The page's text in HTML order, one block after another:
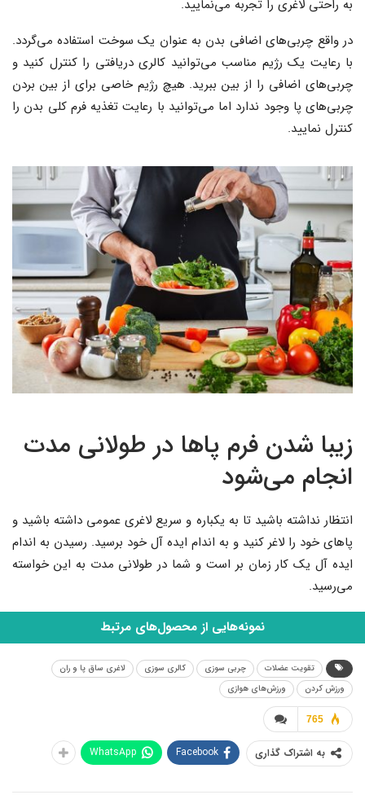
به راحتی لاغری را تجربه می‌نمایید.
در واقع چربی‌های اضافی بدن به عنوان یک سوخت استفاده می‌گردد.
با رعایت یک رژیم مناسب می‌توانید کالری دریافتی را کنترل کنید و
چربی‌های اضافی را از بین ببرید. هیچ رژیم خاصی برای از بین بردن
چربی‌های پا وجود ندارد اما می‌توانید با رعایت تغذیه فرم کلی بدن را
کنترل نمایید.
زیبا شدن فرم پاها در طولانی مدت
انجام می‌شود
انتظار نداشته باشید تا به یکباره و سریع لاغری عمومی داشته باشید و
پاهای خود را لاغر کنید و به اندام ایده آل خود برسید. رسیدن به اندام
ایده آل یک کار زمان بر است و شما در طولانی مدت به این خواسته
می‌رسید.
نمونه‌هایی از محصول‌های مرتبط
تقویت عضلات چربی سوزی کالری سوزی
لاغری ساق پا و ران
ورزش کردن
ورزش‌های هوازی
765
به اشتراک گذاری Facebook
WhatsApp